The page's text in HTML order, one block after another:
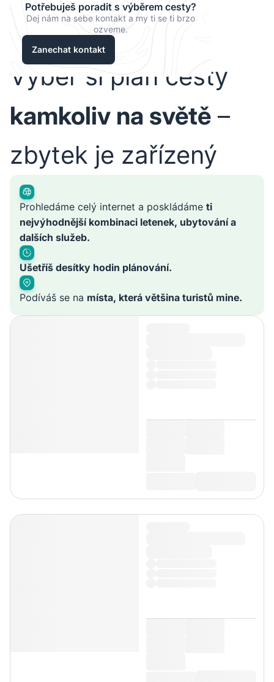
Potřebuješ poradit s výběrem cesty?
Dej nám na sebe kontakt a my ti se ti brzo
ozveme.
Zanechat kontakt
Vyber si plán cesty
kamkoliv na světě –
zbytek je zařízený
Prohledáme celý internet a poskládáme ti
nejvýhodnější kombinaci letenek, ubytování a
dalších služeb.
Ušetříš desítky hodin plánování.
Podíváš se na místa, která většina turistů mine.